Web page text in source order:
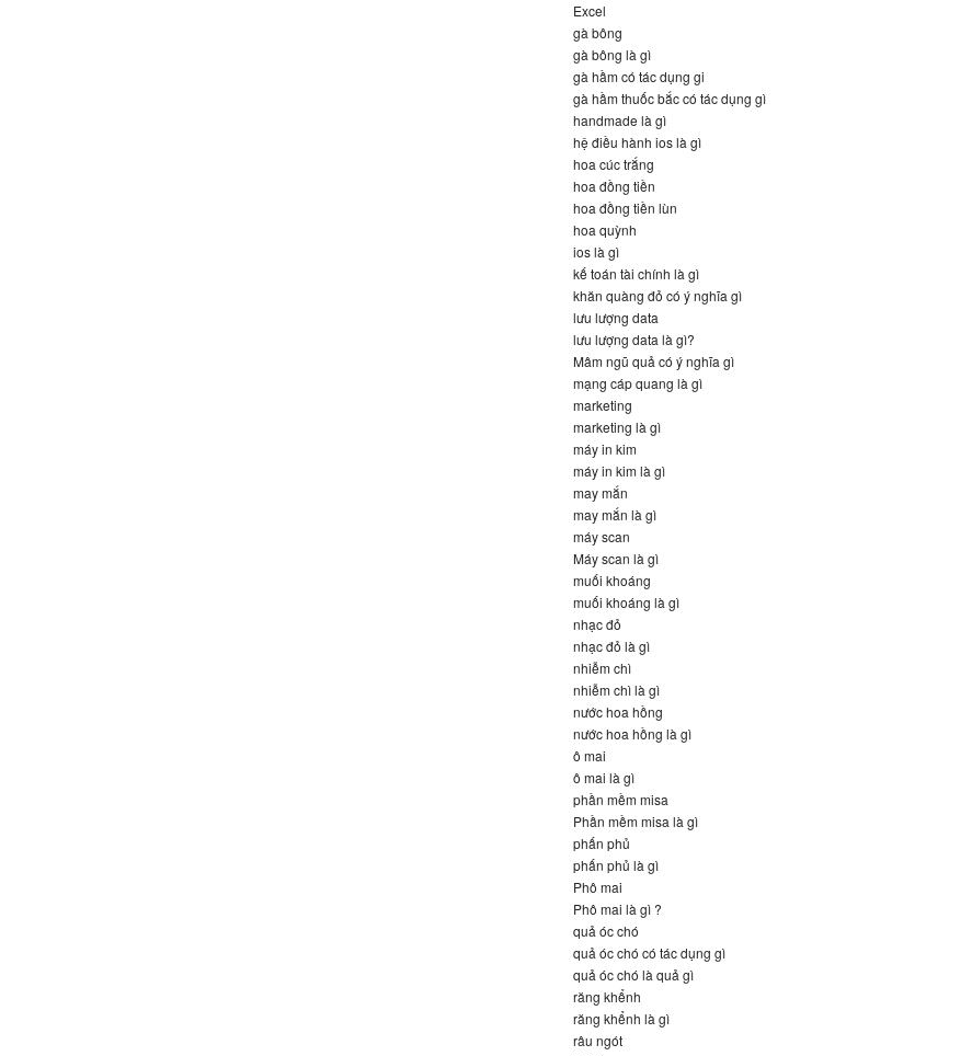
Excel
gà bông
gà bông là gì
gà hầm có tác dụng gi
gà hầm thuốc bắc có tác dụng gì
handmade là gì
hệ điều hành ios là gì
hoa cúc trắng
hoa đồng tiền
hoa đồng tiền lùn
hoa quỳnh
ios là gì
kế toán tài chính là gì
khăn quàng đỏ có ý nghĩa gì
lưu lượng data
lưu lượng data là gì?
Mâm ngũ quả có ý nghĩa gì
mạng cáp quang là gì
marketing
marketing là gì
máy in kim
máy in kim là gì
may mắn
may mắn là gì
máy scan
Máy scan là gì
muối khoáng
muối khoáng là gì
nhạc đỏ
nhạc đỏ là gì
nhiễm chì
nhiễm chì là gì
nước hoa hồng
nước hoa hồng là gì
ô mai
ô mai là gì
phần mềm misa
Phần mềm misa là gì
phấn phủ
phấn phủ là gì
Phô mai
Phô mai là gì ?
quả óc chó
quả óc chó có tác dụng gì
quả óc chó là quả gì
răng khểnh
răng khểnh là gì
râu ngót